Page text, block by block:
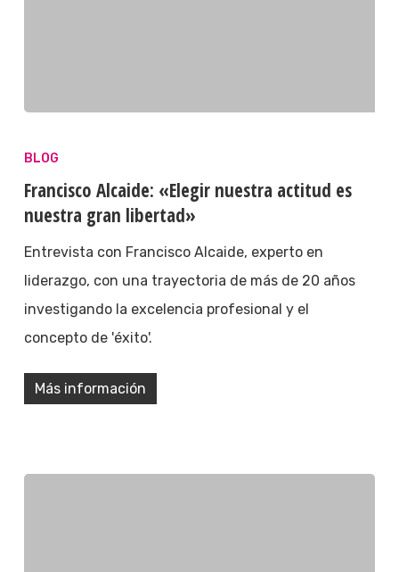
BLOG
Francisco Alcaide: «Elegir nuestra actitud es
nuestra gran libertad»
Entrevista con Francisco Alcaide, experto en
liderazgo, con una trayectoria de más de 20 años
investigando la excelencia profesional y el
concepto de 'éxito'.
Más información